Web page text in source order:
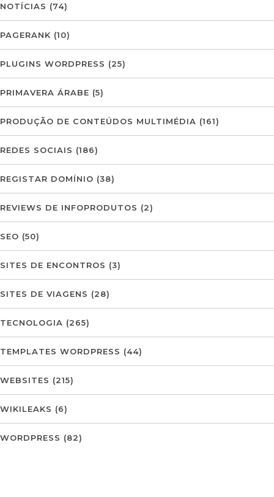
NOTÍCIAS (74)
PAGERANK (10)
PLUGINS WORDPRESS (25)
PRIMAVERA ÁRABE (5)
PRODUÇÃO DE CONTEÚDOS MULTIMÉDIA (161)
REDES SOCIAIS (186)
REGISTAR DOMÍNIO (38)
REVIEWS DE INFOPRODUTOS (2)
SEO (50)
SITES DE ENCONTROS (3)
SITES DE VIAGENS (28)
TECNOLOGIA (265)
TEMPLATES WORDPRESS (44)
WEBSITES (215)
WIKILEAKS (6)
WORDPRESS (82)